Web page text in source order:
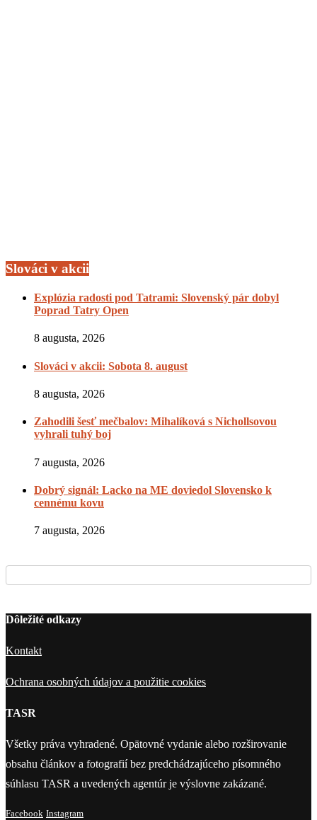
Slováci v akcii
Explózia radosti pod Tatrami: Slovenský pár dobyl
Poprad Tatry Open
8 augusta, 2026
Slováci v akcii: Sobota 8. august
8 augusta, 2026
Zahodili šesť mečbalov: Mihalíková s Nichollsovou
vyhrali tuhý boj
7 augusta, 2026
Dobrý signál: Lacko na ME doviedol Slovensko k
cennému kovu
7 augusta, 2026
Dôležité odkazy
Kontakt
Ochrana osobných údajov a použitie cookies
TASR
Všetky práva vyhradené. Opätovné vydanie alebo rozširovanie
obsahu článkov a fotografií bez predchádzajúceho písomného
súhlasu TASR a uvedených agentúr je výslovne zakázané.
Facebook Instagram